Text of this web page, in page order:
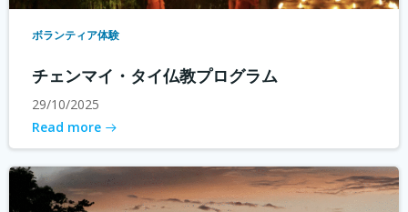
ボランティア体験
チェンマイ・タイ仏教プログラム
29/10/2025
Read more